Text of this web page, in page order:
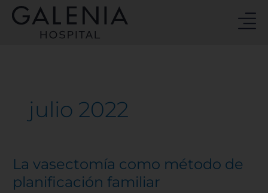
contenido
julio 2022
La vasectomía como método de
planificación familiar
La
vasectomía
como